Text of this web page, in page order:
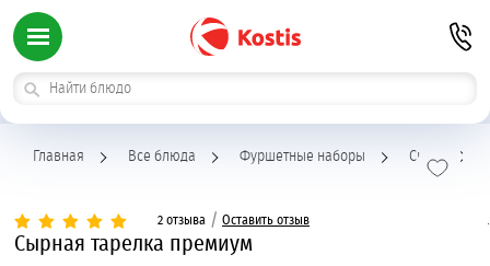
Главная Все блюда Фуршетные наборы Сыры
2 отзыва / Оставить отзыв
Сырная тарелка премиум